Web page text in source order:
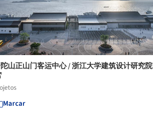
山正山门客运中心 / 浙江大学建筑设计研究院
Marcar